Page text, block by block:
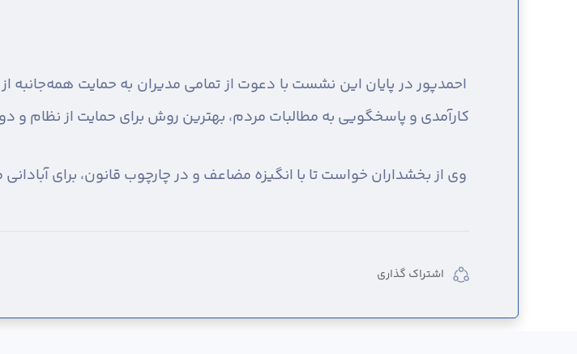
احمدپور در پایان این نشست با دعوت از تمامی مدیران به حمایت همه‌جانبه
کارآمدی و پاسخگویی به مطالبات مردم، بهترین روش برای حمایت از نظام و
وی از بخشداران خواست تا با انگیزه مضاعف و در چارچوب قانون، برای
اشتراک گذاری